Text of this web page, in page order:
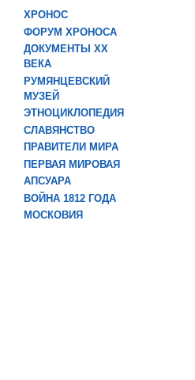
ХРОНОС
ФОРУМ ХРОНОСА
ДОКУМЕНТЫ XX
ВЕКА
РУМЯНЦЕВСКИЙ
МУЗЕЙ
ЭТНОЦИКЛОПЕДИЯ
СЛАВЯНСТВО
ПРАВИТЕЛИ МИРА
ПЕРВАЯ МИРОВАЯ
АПСУАРА
ВОЙНА 1812 ГОДА
МОСКОВИЯ